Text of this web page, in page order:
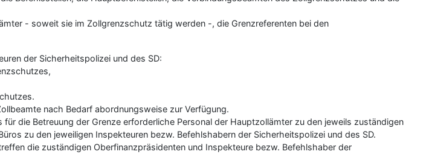
- soweit sie im Zollgrenzschutz tätig werden -, die Grenzreferenten bei den
der Sicherheitspolizei und des SD:
nach Bedarf abordnungsweise zur Verfügung.
die Betreuung der Grenze erforderliche Personal der Hauptzollämter zu den jeweils zuständigen
zu den jeweiligen Inspekteuren bezw. Befehlshabern der Sicherheitspolizei und des SD.
die zuständigen Oberfinanzpräsidenten und Inspekteure bezw. Befehlshaber der